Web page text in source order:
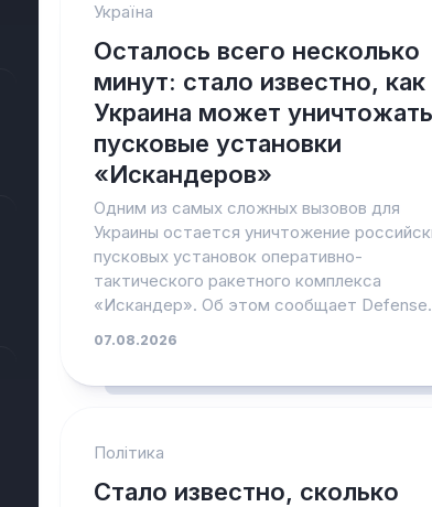
Україна
Осталось всего несколько
минут: стало известно, как
Украина может уничтожать
пусковые установки
«Искандеров»
Одним из самых сложных вызовов для
Украины остается уничтожение
пусковых установок оперативно-
тактического ракетного комплекса
«Искандер». Об этом сообщает
07.08.2026
Політика
Стало известно, сколько